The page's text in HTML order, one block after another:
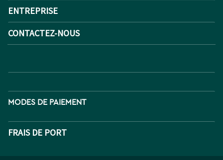
ENTREPRISE
CONTACTEZ-NOUS
MODES DE PAIEMENT
FRAIS DE PORT